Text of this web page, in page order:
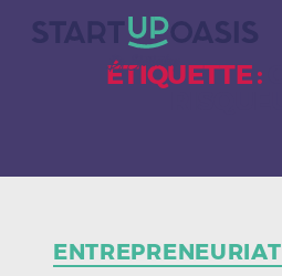
ÉTIQUETTE :
ENTREPRENEURIAT